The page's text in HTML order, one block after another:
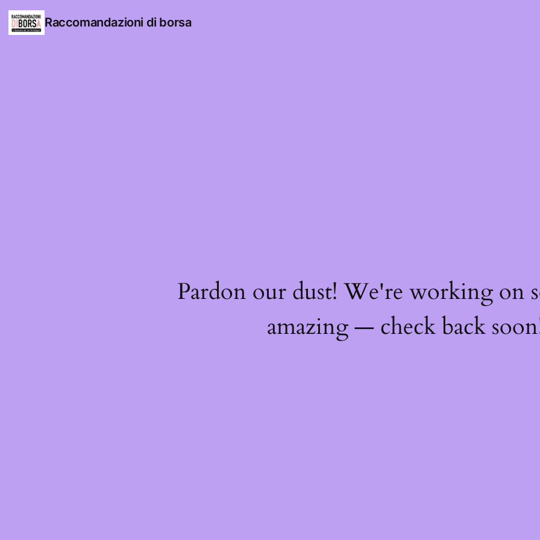
Raccomandazioni di borsa
Pardon our dust! We're working on
amazing — check back